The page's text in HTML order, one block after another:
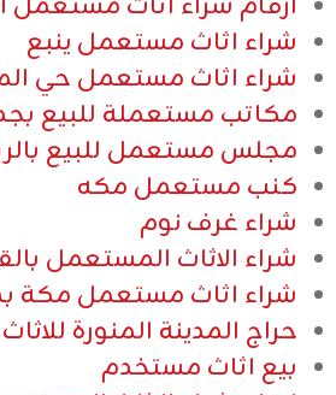
شراء اثاث مستعمل ينبع
شراء اثاث مستعمل حي
مكاتب مستعملة للبيع
مجلس مستعمل للبيع
كنب مستعمل مكه
شراء غرف نوم
شراء الاثاث المستعمل
شراء اثاث مستعمل مكة
حراج المدينة المنورة
بيع اثاث مستخدم